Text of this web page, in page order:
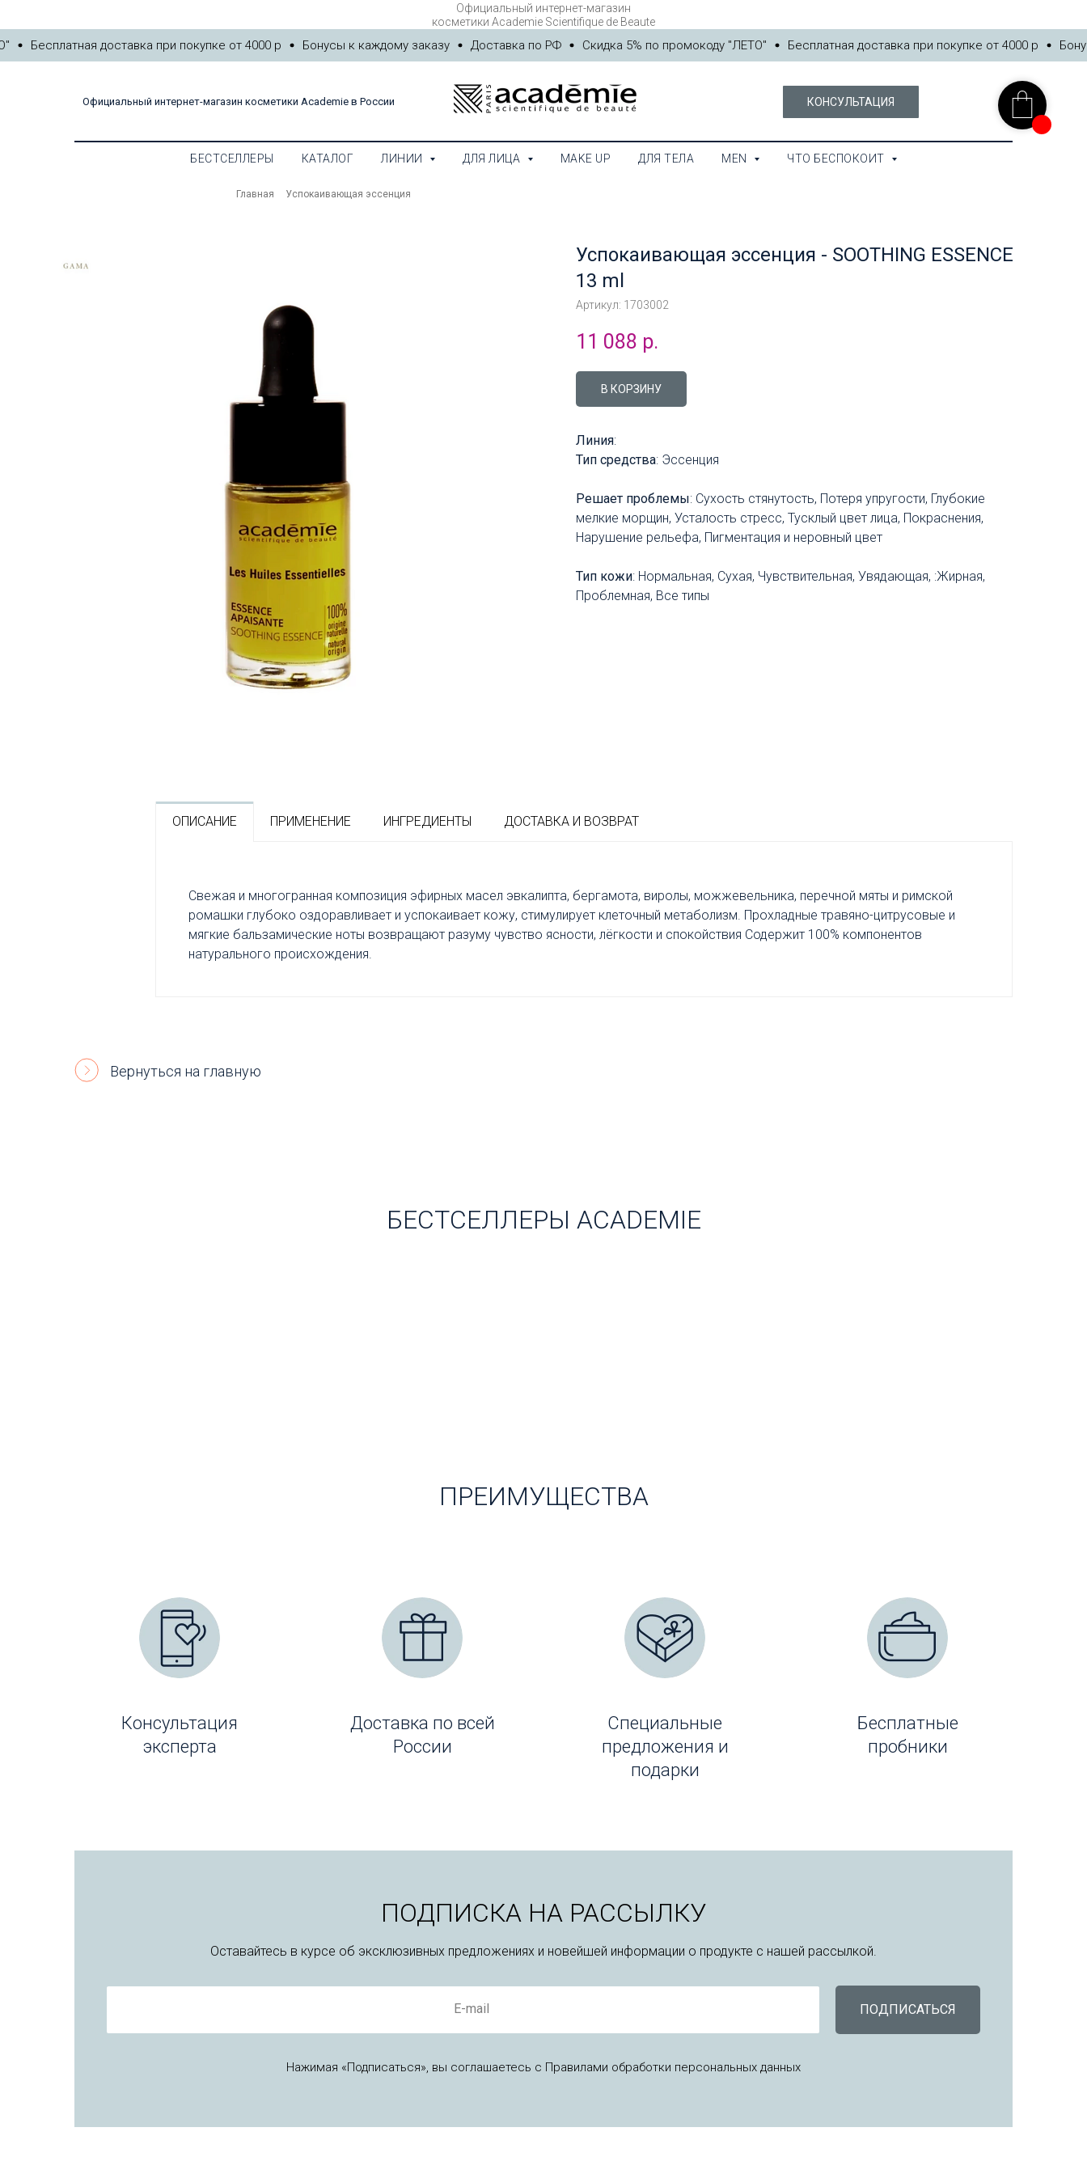
Официальный интернет-магазин
косметики Academie Scientifique de Beaute
Бесплатная доставка при покупке от 4000 р Бонусы к каждому заказу Доставка по РФ Скидка 5% по промокоду "ЛЕТО" Бесплатная доставка при покупке от 4000 р
Официальный интернет-магазин косметики Academie в России КОНСУЛЬТАЦИЯ
БЕСТСЕЛЛЕРЫ КАТАЛОГ ЛИНИИ ДЛЯ ЛИЦА MAKE UP ДЛЯ ТЕЛА MEN ЧТО БЕСПОКОИТ
ЛИНИИ ДЛЯ ЛИЦА MAKE UP ДЛЯ ТЕЛА
Главная Успокаивающая эссенция
Успокаивающая эссенция - SOOTHING ESSENCE
13 ml
Артикул: 1703002
11 088 р.
В КОРЗИНУ
Линия:
Тип средства: Эссенция
Решает проблемы: Сухость стянутость, Потеря упругости, Глубокие
мелкие морщин, Усталость стресс, Тусклый цвет лица, Покраснения,
Нарушение рельефа, Пигментация и неровный цвет
Тип кожи: Нормальная, Сухая, Чувствительная, Увядающая, :Жирная,
Проблемная, Все типы
ОПИСАНИЕ ПРИМЕНЕНИЕ ИНГРЕДИЕНТЫ ДОСТАВКА И ВОЗВРАТ
Свежая и многогранная композиция эфирных масел эвкалипта, бергамота, виролы, можжевельника, перечной мяты и римской
ромашки глубоко оздоравливает и успокаивает кожу, стимулирует клеточный метаболизм. Прохладные травяно-цитрусовые и
мягкие бальзамические ноты возвращают разуму чувство ясности, лёгкости и спокойствия Содержит 100% компонентов
натурального происхождения.
Вернуться на главную
БЕСТСЕЛЛЕРЫ ACADEMIE
ПРЕИМУЩЕСТВА
Консультация
эксперта
Доставка по всей
России
Специальные
предложения и
подарки
Бесплатные
пробники
ПОДПИСКА НА РАССЫЛКУ
Оставайтесь в курсе об эксклюзивных предложениях и новейшей информации о продукте с нашей рассылкой.
E-mail ПОДПИСАТЬСЯ
Нажимая «Подписаться», вы соглашаетесь с Правилами обработки персональных данных